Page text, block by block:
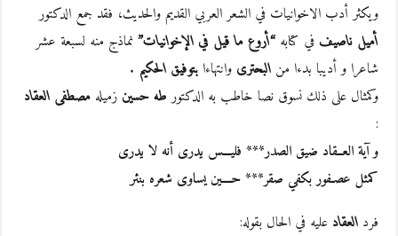
ويكثر أدب الاخوانيات في الشعر العربي القديم والحديث، فقد جمع الدكتور
أميل ناصيف في كتابه“أروع ما قيل في الإخوانيات”نماذج منه لسبعة عشر
شاعرا و أديبا بدءا منالبحترىوانتهاءابتوفيق الحكيم .
وكمثال على ذلك نسوق نصا خاطب به الدكتورطه حسينزميلهمصطفى العقاد
:
و آية العــقاد ضيق الصدر*** فليـــس يدرى أنه لا يدرى
كمثل عصـفور بكفي صقر*** حــــين يساوى شعره بنثر
فردالعقادعليه في الحال بقوله: